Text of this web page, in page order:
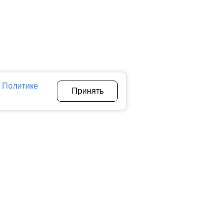
Политике
Принять